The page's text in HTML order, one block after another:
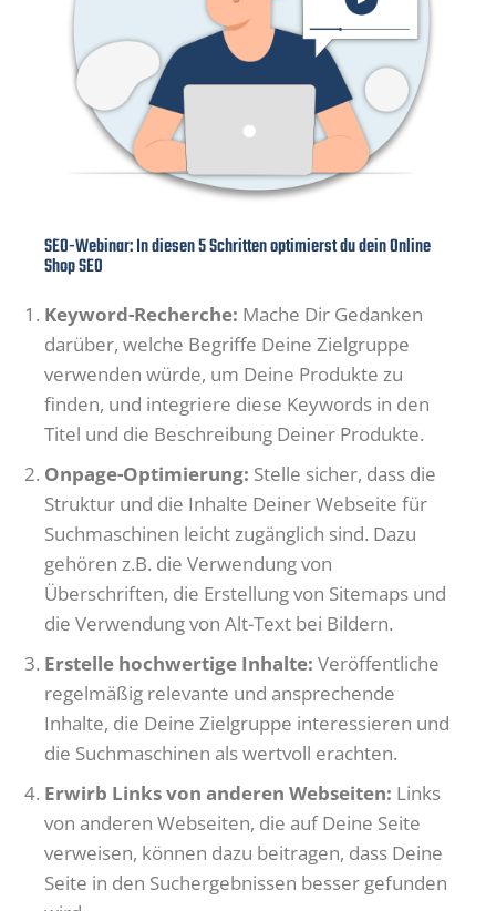
SEO-Webinar: In diesen 5 Schritten optimierst du dein Online
Shop SEO
Keyword-Recherche: Mache Dir Gedanken
darüber, welche Begriffe Deine Zielgruppe
verwenden würde, um Deine Produkte zu
finden, und integriere diese Keywords in den
Titel und die Beschreibung Deiner Produkte.
Onpage-Optimierung: Stelle sicher, dass die
Struktur und die Inhalte Deiner Webseite für
Suchmaschinen leicht zugänglich sind. Dazu
gehören z.B. die Verwendung von
Überschriften, die Erstellung von Sitemaps und
die Verwendung von Alt-Text bei Bildern.
Erstelle hochwertige Inhalte: Veröffentliche
regelmäßig relevante und ansprechende
Inhalte, die Deine Zielgruppe interessieren und
die Suchmaschinen als wertvoll erachten.
Erwirb Links von anderen Webseiten: Links
von anderen Webseiten, die auf Deine Seite
verweisen, können dazu beitragen, dass Deine
Seite in den Suchergebnissen besser gefunden